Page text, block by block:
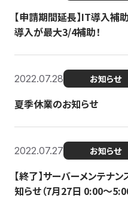
【申請期間延長】IT導入補
導入が最大3/4補助！
2022.07.28 お知らせ
夏季休業のお知らせ
2022.07.27 お知らせ
【終了】サーバーメンテナ
知らせ（7月27日 0:00〜5:00